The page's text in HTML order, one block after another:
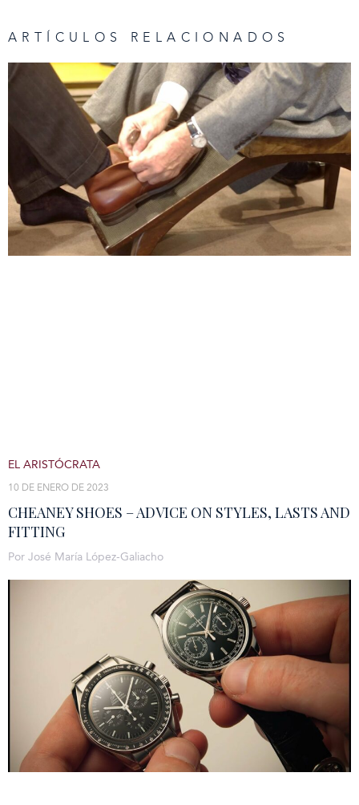
ARTÍCULOS RELACIONADOS
CHEANEY SHOES – ADVICE ON STYLES, LASTS AND
FITTING
10 DE ENERO DE 2023
EL ARISTÓCRATA
Por José María López-Galiacho